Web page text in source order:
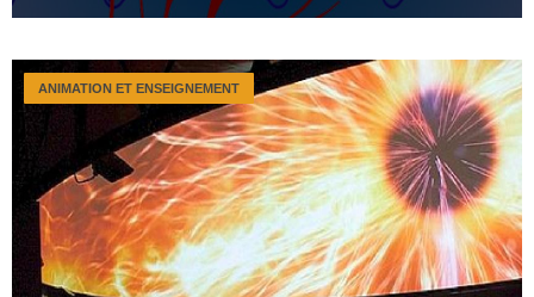
ANIMATION ET ENSEIGNEMENT